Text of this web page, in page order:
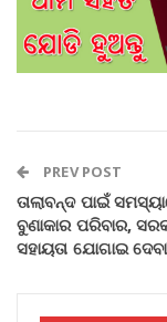
PREV POST
ତାଲାବନ୍ଦ ପାଇଁ
ବୁଣାକାର ପରିବାର,
ସହାୟତା ଯୋଗାଇ